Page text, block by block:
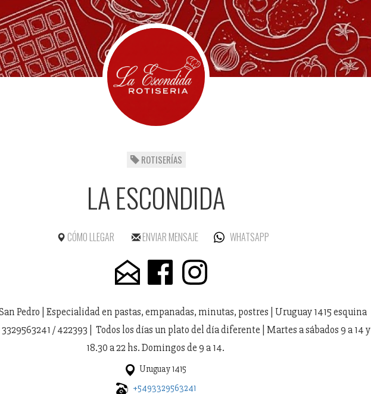
ROTISERÍAS
LA ESCONDIDA
CÓMO LLEGAR ENVIAR MENSAJE WHATSAPP
Pedro | Especialidad en pastas, empanadas, minutas, postres | Uruguay 1415 esquina
/ 422393 | Todos los días un plato del día diferente | Martes a sábados 9 a 14 y
18.30 a 22 hs. Domingos de 9 a 14.
Uruguay 1415
+5493329563241